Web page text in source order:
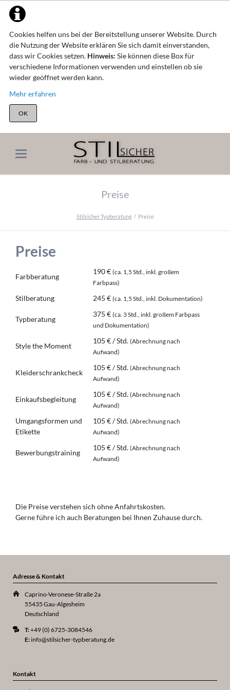
Cookies helfen uns bei der Bereitstellung unserer Website. Durch
die Nutzung der Website erklären Sie sich damit einverstanden,
dass wir Cookies setzen. Hinweis: Sie können diese Box für
verschiedene Informationen verwenden und einstellen ob sie
wieder geöffnet werden kann.
Mehr erfahren
OK
Preise
Stilsicher Typberatung Preise
Preise
Farbberatung
190 € (ca. 1,5 Std., inkl. großem
Farbpass)
Stilberatung 245 € (ca. 1,5 Std., inkl. Dokumentation)
Typberatung
375 € (ca. 3 Std., inkl. großem Farbpass
und Dokumentation)
Style the Moment
105 € / Std. (Abrechnung nach
Aufwand)
Kleiderschrankcheck
105 € / Std. (Abrechnung nach
Aufwand)
Einkaufsbegleitung
105 € / Std. (Abrechnung nach
Aufwand)
Umgangsformen und
Etikette
105 € / Std. (Abrechnung nach
Aufwand)
Bewerbungstraining
105 € / Std. (Abrechnung nach
Aufwand)
Die Preise verstehen sich ohne Anfahrtskosten.
Gerne führe ich auch Beratungen bei Ihnen Zuhause durch.
Adresse & Kontakt
Caprino-Veronese-Straße 2a
55435 Gau-Algesheim
Deutschland
T:+49 (0) 6725-3084546
E: info@stilsicher-typberatung.de
Kontakt